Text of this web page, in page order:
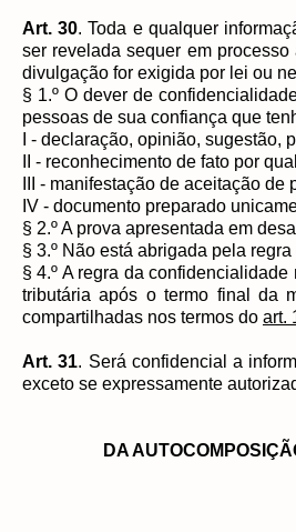
Art. 30. Toda e qualquer
ser revelada sequer em
divulgação for exigida por lei ou
§ 1.º O dever de
pessoas de sua confiança que
I - declaração, opinião,
II - reconhecimento de fato por
III - manifestação de aceitação
IV - documento preparado
§ 2.º A prova apresentada em
§ 3.º Não está abrigada pela
§ 4.º A regra da
tributária após o termo final da
compartilhadas nos termos do art.
Art. 31. Será confidencial a
exceto se expressamente
DA